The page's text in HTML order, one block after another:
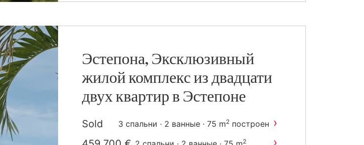
Эстепона, Эксклюзивный
жилой комплекс из двадцати
двух квартир в Эстепоне
Sold 3 спальни · 2 ванные · 75 m2 построен ›
2